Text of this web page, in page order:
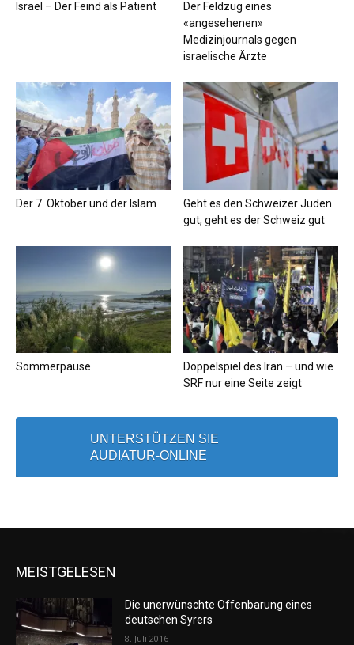
Israel – Der Feind als Patient
Der Feldzug eines
«angesehenen»
Medizinjournals gegen
israelische Ärzte
Der 7. Oktober und der Islam
Geht es den Schweizer Juden
gut, geht es der Schweiz gut
Sommerpause
Doppelspiel des Iran – und wie
SRF nur eine Seite zeigt
UNTERSTÜTZEN SIE
AUDIATUR-ONLINE
MEISTGELESEN
Die unerwünschte Offenbarung eines
deutschen Syrers
8. Juli 2016